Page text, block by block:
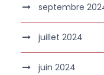
septembre
juillet 2024
juin 2024